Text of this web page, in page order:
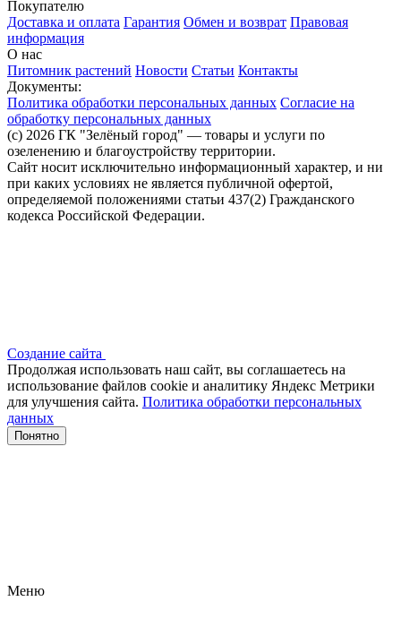
Покупателю
Доставка и оплата Гарантия Обмен и возврат Правовая
информация
О нас
Питомник растений Новости Статьи Контакты
Документы:
Политика обработки персональных данных Согласие на
обработку персональных данных
(c) 2026 ГК "Зелёный город" — товары и услуги по
озеленению и благоустройству территории.
Сайт носит исключительно информационный характер, и ни
при каких условиях не является публичной офертой,
определяемой положениями статьи 437(2) Гражданского
кодекса Российской Федерации.
Создание сайта
Продолжая использовать наш сайт, вы соглашаетесь на
использование файлов сооkіе и аналитику Яндекс Метрики
для улучшения сайта. Политика обработки персональных
данных
Понятно
Меню